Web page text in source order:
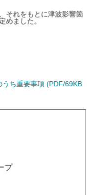
それをもとに津波影響箇
めました。
ち重要事項 (PDF/69KB
プ